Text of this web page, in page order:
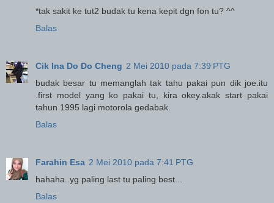
*tak sakit ke tut2 budak tu kena kepit dgn fon tu? ^^
Balas
Cik Ina Do Do Cheng 2 Mei 2010 pada 7:39 PTG
budak besar tu memanglah tak tahu pakai pun dik joe.itu
.first model yang ko pakai tu, kira okey.akak start pakai
tahun 1995 lagi motorola gedabak.
Balas
Farahin Esa 2 Mei 2010 pada 7:41 PTG
hahaha..yg paling last tu paling best...
Balas